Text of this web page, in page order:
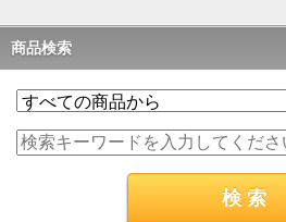
商品検索